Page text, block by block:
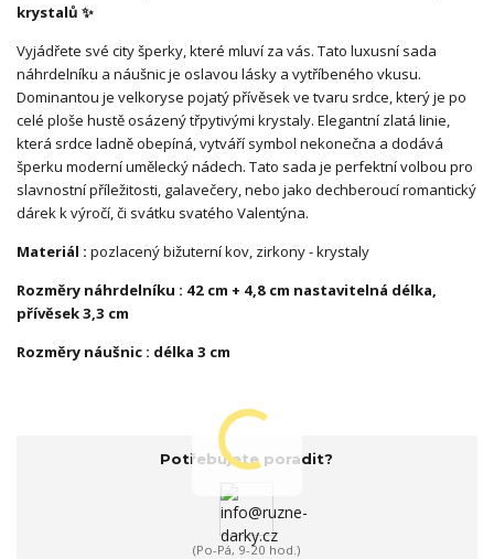
krystalů ✨
Vyjádřete své city šperky, které mluví za vás. Tato luxusní sada
náhrdelníku a náušnic je oslavou lásky a vytříbeného vkusu.
Dominantou je velkoryse pojatý přívěsek ve tvaru srdce, který je po
celé ploše hustě osázený třpytivými krystaly. Elegantní zlatá linie,
která srdce ladně obepíná, vytváří symbol nekonečna a dodává
šperku moderní umělecký nádech. Tato sada je perfektní volbou pro
slavnostní příležitosti, galavečery, nebo jako dechberoucí romantický
dárek k výročí, či svátku svatého Valentýna.
Materiál : pozlacený bižuterní kov, zirkony - krystaly
Rozměry náhrdelníku : 42 cm + 4,8 cm nastavitelná délka,
přívěsek 3,3 cm
Rozměry náušnic : délka 3 cm
Potřebujete poradit?
(Po-Pá, 9-20 hod.)